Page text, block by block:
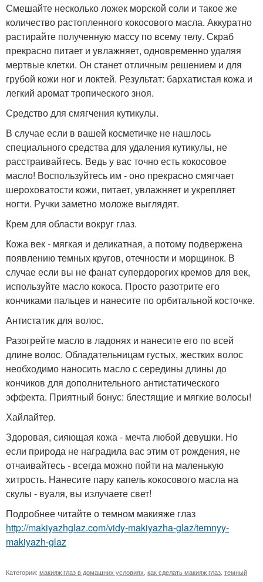
Смешайте несколько ложек морской соли и такое же
количество растопленного кокосового масла. Аккуратно
растирайте полученную массу по всему телу. Скраб
прекрасно питает и увлажняет, одновременно удаляя
мертвые клетки. Он станет отличным решением и для
грубой кожи ног и локтей. Результат: бархатистая кожа и
легкий аромат тропического зноя.
Средство для смягчения кутикулы.
В случае если в вашей косметичке не нашлось
специального средства для удаления кутикулы, не
расстраивайтесь. Ведь у вас точно есть кокосовое
масло! Воспользуйтесь им - оно прекрасно смягчает
шероховатости кожи, питает, увлажняет и укрепляет
ногти. Ручки заметно моложе выглядят.
Крем для области вокруг глаз.
Кожа век - мягкая и деликатная, а потому подвержена
появлению темных кругов, отечности и морщинок. В
случае если вы не фанат супердорогих кремов для век,
используйте масло кокоса. Просто разотрите его
кончиками пальцев и нанесите по орбитальной косточке.
Антистатик для волос.
Разогрейте масло в ладонях и нанесите его по всей
длине волос. Обладательницам густых, жестких волос
необходимо наносить масло с середины длины до
кончиков для дополнительного антистатического
эффекта. Приятный бонус: блестящие и мягкие волосы!
Хайлайтер.
Здоровая, сияющая кожа - мечта любой девушки. Но
если природа не наградила вас этим от рождения, не
отчаивайтесь - всегда можно пойти на маленькую
хитрость. Нанесите пару капель кокосового масла на
скулы - вуаля, вы излучаете свет!
Подробнее читайте о темном макияже глаз
http://makiyazhglaz.com/vidy-makiyazha-glaz/temnyy-
makiyazh-glaz
Категории: макияж глаз в домашних условиях как сделать макияж глаз темный